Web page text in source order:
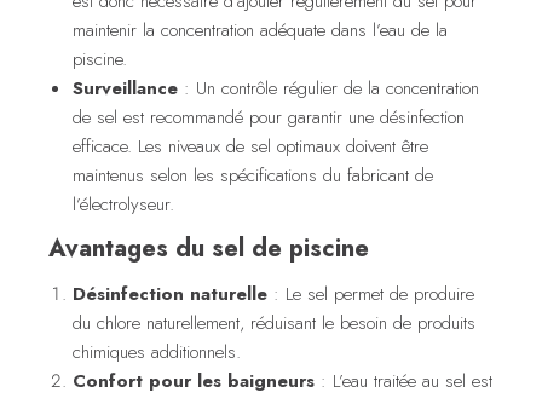
maintenir la concentration adéquate dans l’eau de la
piscine.
Surveillance : Un contrôle régulier de la concentration
de sel est recommandé pour garantir une désinfection
efficace. Les niveaux de sel optimaux doivent être
maintenus selon les spécifications du fabricant de
l’électrolyseur.
Avantages du sel de piscine
Désinfection naturelle : Le sel permet de produire
du chlore naturellement, réduisant le besoin de produits
chimiques additionnels.
Confort pour les baigneurs : L’eau traitée au sel est